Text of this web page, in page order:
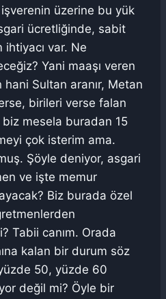
üzerine bu yük
ücretliğinde, sabit
var. Ne
Yani maaşı veren
Sultan aranır, Metan
birileri verse falan
mesela buradan 15
çok isterim ama.
Şöyle deniyor, asgari
ve işte memur
Biz burada özel
Tabii canım. Orada
kalan bir durum söz
50, yüzde 60
değil mi? Öyle bir